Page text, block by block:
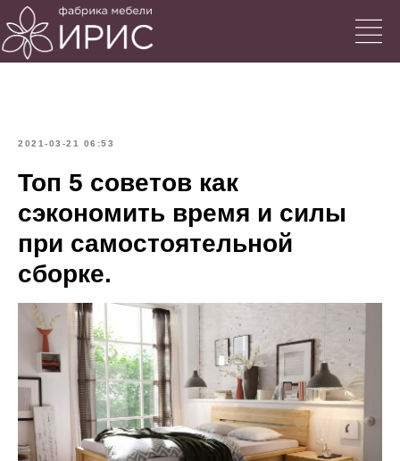
2021-03-21 06:53
Топ 5 советов как
сэкономить время и силы
при самостоятельной
сборке.